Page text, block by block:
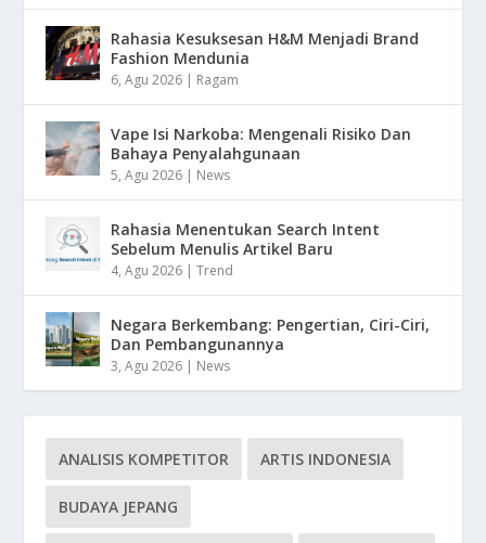
Rahasia Kesuksesan H&M Menjadi Brand
Fashion Mendunia
6, Agu 2026 Ragam
Vape Isi Narkoba: Mengenali Risiko Dan
Bahaya Penyalahgunaan
5, Agu 2026 News
Rahasia Menentukan Search Intent
Sebelum Menulis Artikel Baru
4, Agu 2026 |Trend
Negara Berkembang: Pengertian, Ciri-Ciri,
Dan Pembangunannya
3, Agu 2026 News
ANALISIS KOMPETITOR ARTIS INDONESIA
BUDAYA JEPANG